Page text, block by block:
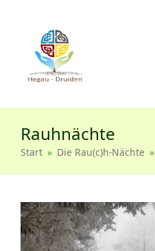
Rauhnächte
Start » Die Rau(c)h-Nächte »